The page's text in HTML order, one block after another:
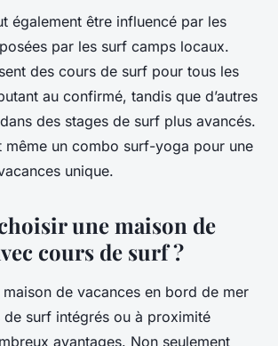
également être influencé par les
par les surf camps locaux.
des cours de surf pour tous les
au confirmé, tandis que d’autres
des stages de surf plus avancés.
même un combo surf-yoga pour une
unique.
une maison de
cours de surf ?
maison de vacances en bord de mer
de surf intégrés ou à proximité
avantages. Non seulement